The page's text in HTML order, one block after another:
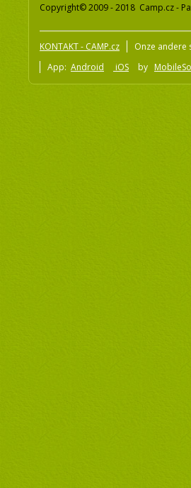
Copyright© 2009 - 2018 Camp.cz -
KONTAKT - CAMP.cz Onze andere
App: Android iOS by